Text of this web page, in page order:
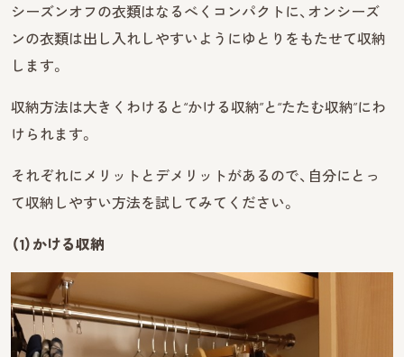
シーズンオフの衣類はなるべくコンパクトに、オンシーズ
ンの衣類は出し入れしやすいようにゆとりをもたせて収納
します。
収納方法は大きくわけると“かける収納”と“たたむ収納”にわ
けられます。
それぞれにメリットとデメリットがあるので、自分にとっ
て収納しやすい方法を試してみてください。
（1）かける収納